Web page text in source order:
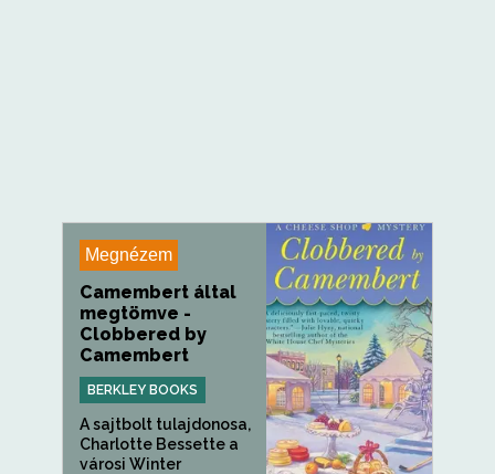
Megnézem
Camembert által
megtömve -
Clobbered by
Camembert
BERKLEY BOOKS
A sajtbolt tulajdonosa,
Charlotte Bessette a
városi Winter